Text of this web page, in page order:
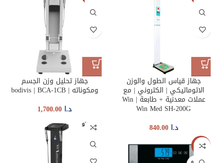
جهاز قياس الطول والوزن
الاتوماتيكي | الكتروني | مع
عملات معدنية + طابعة | Win
Win Med SH-200G
د.ا 840.00
جهاز تحليل وزن الجسم
ومكوناته | bodivis | BCA-1CB
د.ا 1,700.00
غير متو
فر
-38%